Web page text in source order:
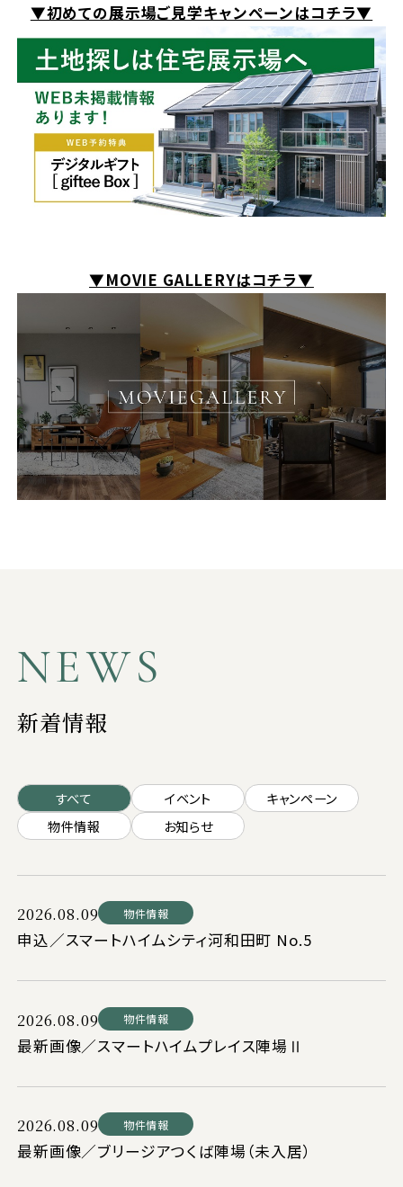
▼初めての展示場ご見学キャンペーンはコチラ▼
▼MOVIE GALLERYはコチラ▼
NEWS
新着情報
すべて イベント
キャンペーン
物件情報
お知らせ
2026.08.09 物件情報
申込／スマートハイムシティ河和田町 No.5
2026.08.09 物件情報
最新画像／スマートハイムプレイス陣場Ⅱ
2026.08.09 物件情報
最新画像／ブリージアつくば陣場（未入居）